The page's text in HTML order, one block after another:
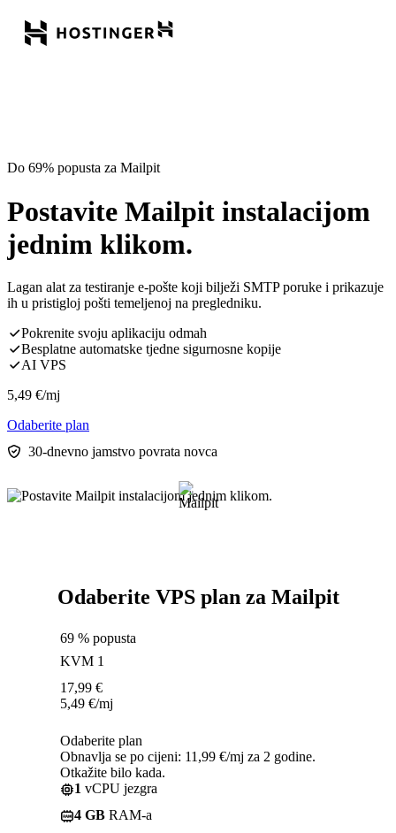
Do 69% popusta za Mailpit
Postavite Mailpit instalacijom
jednim klikom.
Lagan alat za testiranje e-pošte koji bilježi SMTP poruke i prikazuje
ih u pristigloj pošti temeljenoj na pregledniku.
Pokrenite svoju aplikaciju odmah
Besplatne automatske tjedne sigurnosne kopije
AI VPS
5,49 €/mj
Odaberite plan
30-dnevno jamstvo povrata novca
Odaberite VPS plan za Mailpit
69 % popusta
KVM 1
17,99 €
5,49 €/mj
Odaberite plan
Obnavlja se po cijeni: 11,99 €/mj za 2 godine.
Otkažite bilo kada.
1 vCPU jezgra
4 GB RAM-a